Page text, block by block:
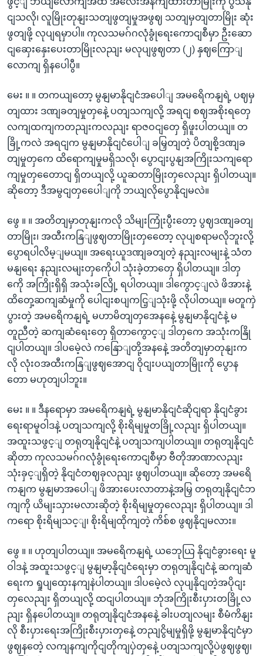
ငျသလို၊ လူမြိုးတုနျးသတျဖွတျမှုအဖွဈ သတျမှတျတာမြိုး ဆုံး
ဖွတျဖို့ လုပျရမှာပါ။ ကုလသမဂ်ဂလုံခွုံရေးကောငျစီမှာ ဦးဆော
ငျဆှေးနှေးပေးတာမြိုးလညျး မလုပျဖွဈတာ (၂) နှဈကြောျ
လောကျ ရှိနပေါပွီ။
မေး ။ ။ တကယျတော့ မွနျမာနိုငျငံအပေါျ အမရေိကနျရဲ့ ပဈမှ
တျထား ဒဏျခတျမှုတှနေဲ့ ပတျသကျလို့ အရငျ စဈအစိုးရတှေ
လကျထကျကတညျးကလညျး ရာဇဝငျတှေ ရှိဖူးပါတယျ။ တ
ခြို့ကလဲ အရငျက မွနျမာနိုငျငံပေါျ ခမြှတျတဲ့ ပိတျစို့ဒဏျခ
တျမှုတှကေ ထိရောကျမှုမရှိသလို၊ ပွောငျးပွနျအကြိုးသကျရော
ကျမှုတှတေောငျ ရှိတယျလို့ ယူဆတာမြိုးတှလေညျး ရှိပါတယျ။
ဆိုတော့ ဒီအမွငျတှပေေါျကို ဘယျလိုပွောနိုငျမလဲ။
ဖွေ ။ ။ အတိတျမှာတုနျးကလို သိမျးကြုံးပွီးတော့ ပွဈဒဏျခတျ
တာမြိုး၊ အထီးကနြျဖွဈတာမြိုးတှတေော့ လုပျစရာမလိုဘူးလို့
ပွောရပါလိမ့ျမယျ။ အရေးယူဒဏျခတျတဲ့ နညျးလမျးနဲ့ သံတ
မနျရေး နညျးလမျးတှကေိုပါ သုံးခဲ့တာတှေ ရှိပါတယျ။ ဒါတှ
ကေို အကြိုးရှိရှိ အသုံးခလြို့ ရပါတယျ။ ဒါကွောင့ျလဲ ဖိအားနဲ့
ထိတှေ့ဆကျဆံမှုကို ပေါငျးစပျကငြ့ျသုံးဖို့ လိုပါတယျ။ မတူကှဲ
ပွားတဲ့ အမရေိကနျရဲ့ မဟာမိတျတှအေနနေဲ့ မွနျမာနိုငျငံနဲ့ မ
တူညီတဲ့ ဆကျဆံရေးတှေ ရှိတာကွောင့ျ ဒါတှကေ အသုံးကနြို
ငျပါတယျ။ ဒါပမေဲ့လဲ ကနြောျတို့အနနေဲ့ အတိတျမှာတုနျးက
လို လုံးဝအထီးကနြျဖွဈအောငျ ဝိုငျးပယျတာမြိုးကို ပွောန
တော မဟုတျပါဘူး။
မေး ။ ။ ဒီနရောမှာ အမရေိကနျရဲ့ မွနျမာနိုငျငံဆိုငျရာ နိုငျငံခွား
ရေးရာမူဝါဒနဲ့ ပတျသကျလို့ စိုးရိမျမှုတခြို့လညျး ရှိပါတယျ။
အထူးသဖွင့ျ တရုတျနိုငျငံနဲ့ ပတျသကျပါတယျ။ တရုတျနိုငျငံ
ဆိုတာ ကုလသမဂ်ဂလုံခွုံရေးကောငျစီမှာ ဗီတိုအာဏာလညျး
သုံးခှင့ျရှိတဲ့ နိုငျငံတဈခုလညျး ဖွဈပါတယျ။ ဆိုတော့ အမရေိ
ကနျက မွနျမာအပေါျ ဖိအားပေးလာတာနဲ့အမြှ တရုတျနိုငျငံဘ
ကျကို ယိမျးသှားမလားဆိုတဲ့ စိုးရိမျမှုတှလေညျး ရှိပါတယျ။ ဒါ
ကရော စိုးရိမျသင့ျ၊ စိုးရိမျထိုကျတဲ့ ကိစ်စ ဖွဈနိုငျမလား။
ဖွေ ။ ။ ဟုတျပါတယျ။ အမရေိကနျရဲ့ ယဘေုယြ နိုငျငံခွားရေး မူ
ဝါဒနဲ့ အထူးသဖွင့ျ မွနျမာ့နိုငျငံရေးမှာ တရုတျနိုငျငံနဲ့ ဆကျဆံ
ရေးက ရှုပျထှေးနကျနဲပါတယျ။ ဒါပမေဲ့လဲ လုပျနိုငျတဲ့အပိုငျး
တှလေညျး ရှိတယျလို့ ထငျပါတယျ။ ဘုံအကြိုးစီးပှားတခြို့လ
ညျး ရှိနပေါတယျ။ တရုတျနိုငျငံအနနေဲ့ ခါးပတျလမျး စီမံကိနျး
လို စီးပှားရေးအကြိုးစီးပှားတှနေဲ့ တညျငွိမျမှုရှိဖို့ မွနျမာနိုငျငံမှာ
ဖွဈနတေဲ့ လကျနကျကိုငျတိုကျပှဲတှနေဲ့ ပတျသကျလို့ပဲဖွဈဖွဈ၊